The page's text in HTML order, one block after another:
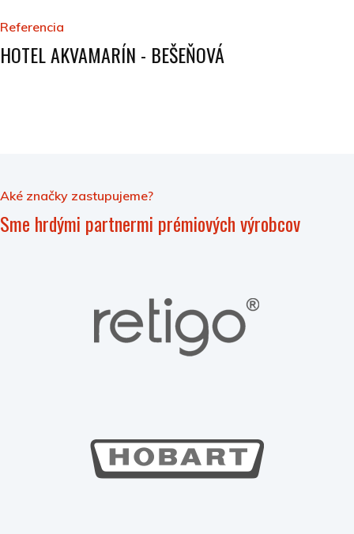
Referencia
HOTEL AKVAMARÍN - BEŠEŇOVÁ
Aké značky zastupujeme?
Sme hrdými partnermi prémiových výrobcov